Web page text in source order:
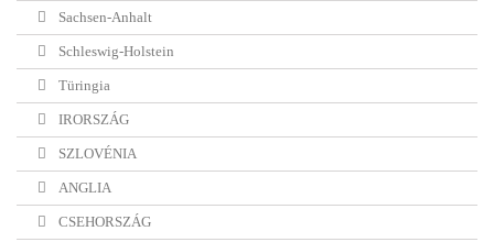
Sachsen-Anhalt
Schleswig-Holstein
Türingia
IRORSZÁG
SZLOVÉNIA
ANGLIA
CSEHORSZÁG